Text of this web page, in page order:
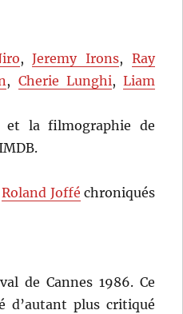
,Jeremy Irons, Ray
, Cherie Lunghi, Liam
la filmographie de
Roland Joffé chroniqués
de Cannes 1986. Ce
d’autant plus critiqué